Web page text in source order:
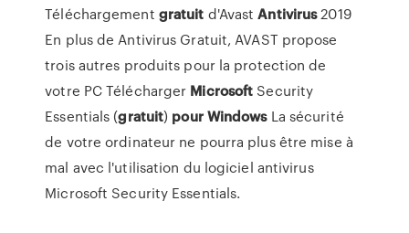
Téléchargement gratuit d'AvastAntivirus2019
En plus de Antivirus Gratuit, AVAST propose
trois autres produits pour la protection de
votre PC Télécharger Microsoft Security
Essentials (gratuit) pour WindowsLa sécurité
de votre ordinateur ne pourra plus être mise à
mal avec l'utilisation du logiciel antivirus
Microsoft Security Essentials.